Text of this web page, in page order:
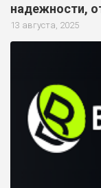
надежности,
13 августа, 2025